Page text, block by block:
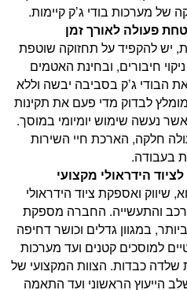
של מערכות בודי ג’ק קיימות.
פעולה לאורך זמן
יש להקפיד על תחזוקה שוטפת
חיבורים, ובחינת האטמים
הבודי ג’ק בסביבה יבשה וללא
מומלץ לבדוק מדי פעם את תקינות
נעשה שימוש יומיומי במוסך.
חלקה, הארכת חיי השירות
בעבודה.
הידראולי מקצועי
שיווק ואספקת ציוד הידראולי
והתעשייה. החברה מספקת
במגוון גדלים וכושר דחיפה
למוסכים קטנים ועד מערכות
שלדה כבדות. הצוות המקצועי של
הייעוץ הראשוני ועד התאמה